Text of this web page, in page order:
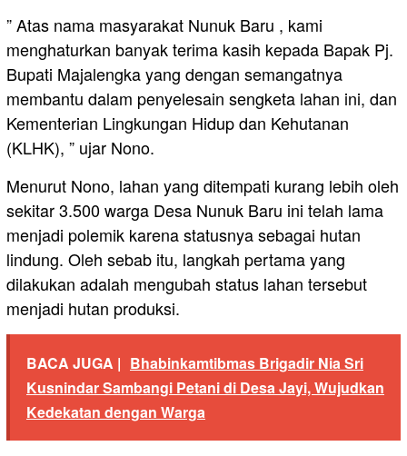
” Atas nama masyarakat Nunuk Baru , kami
menghaturkan banyak terima kasih kepada Bapak Pj.
Bupati Majalengka yang dengan semangatnya
membantu dalam penyelesain sengketa lahan ini, dan
Kementerian Lingkungan Hidup dan Kehutanan
(KLHK), ” ujar Nono.
Menurut Nono, lahan yang ditempati kurang lebih oleh
sekitar 3.500 warga Desa Nunuk Baru ini telah lama
menjadi polemik karena statusnya sebagai hutan
lindung. Oleh sebab itu, langkah pertama yang
dilakukan adalah mengubah status lahan tersebut
menjadi hutan produksi.
BACA JUGA | Bhabinkamtibmas Brigadir Nia Sri
Kusnindar Sambangi Petani di Desa Jayi, Wujudkan
Kedekatan dengan Warga